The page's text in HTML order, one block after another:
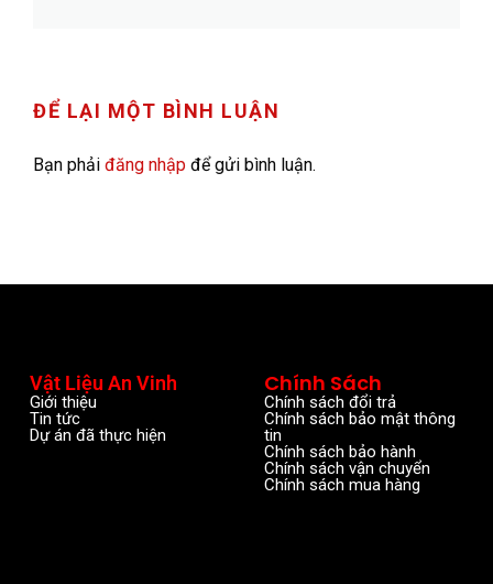
ĐỂ LẠI MỘT BÌNH LUẬN
Bạn phải đăng nhập để gửi bình luận.
Vật Liệu An Vinh
Giới thiệu
Tin tức
Dự án đã thực hiện
Chính Sách
Chính sách đổi trả
Chính sách bảo mật thông
tin
Chính sách bảo hành
Chính sách vận chuyển
Chính sách mua hàng